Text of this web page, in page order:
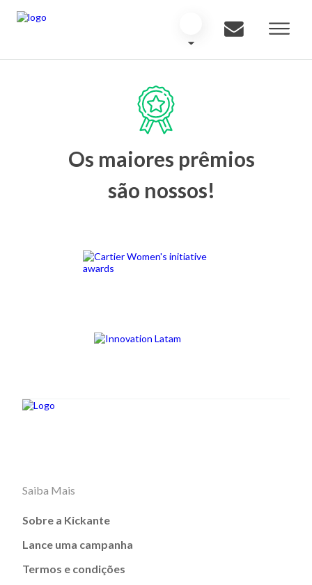
Os maiores prêmios
são nossos!
Saiba Mais
Sobre a Kickante
Lance uma campanha
Termos e condições